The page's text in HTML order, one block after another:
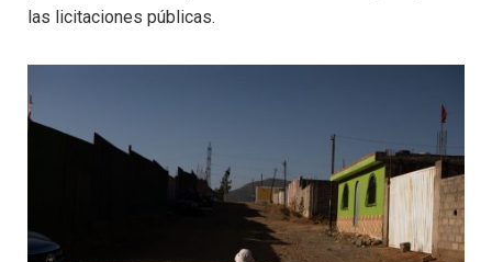
las licitaciones públicas.